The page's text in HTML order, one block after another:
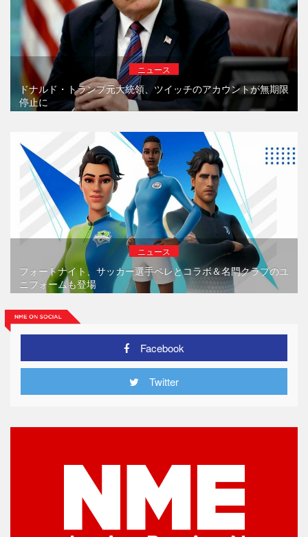
ニュース
ドナルド・トランプ元大統領、ツイッチのアカウントが無期限
停止に
ニュース
フォートナイト、サッカー選手ペレとコラボ＆名門クラブのユ
ニフォームも登場
Facebook
Twitter